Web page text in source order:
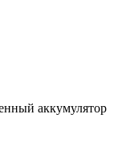
аккумулятор